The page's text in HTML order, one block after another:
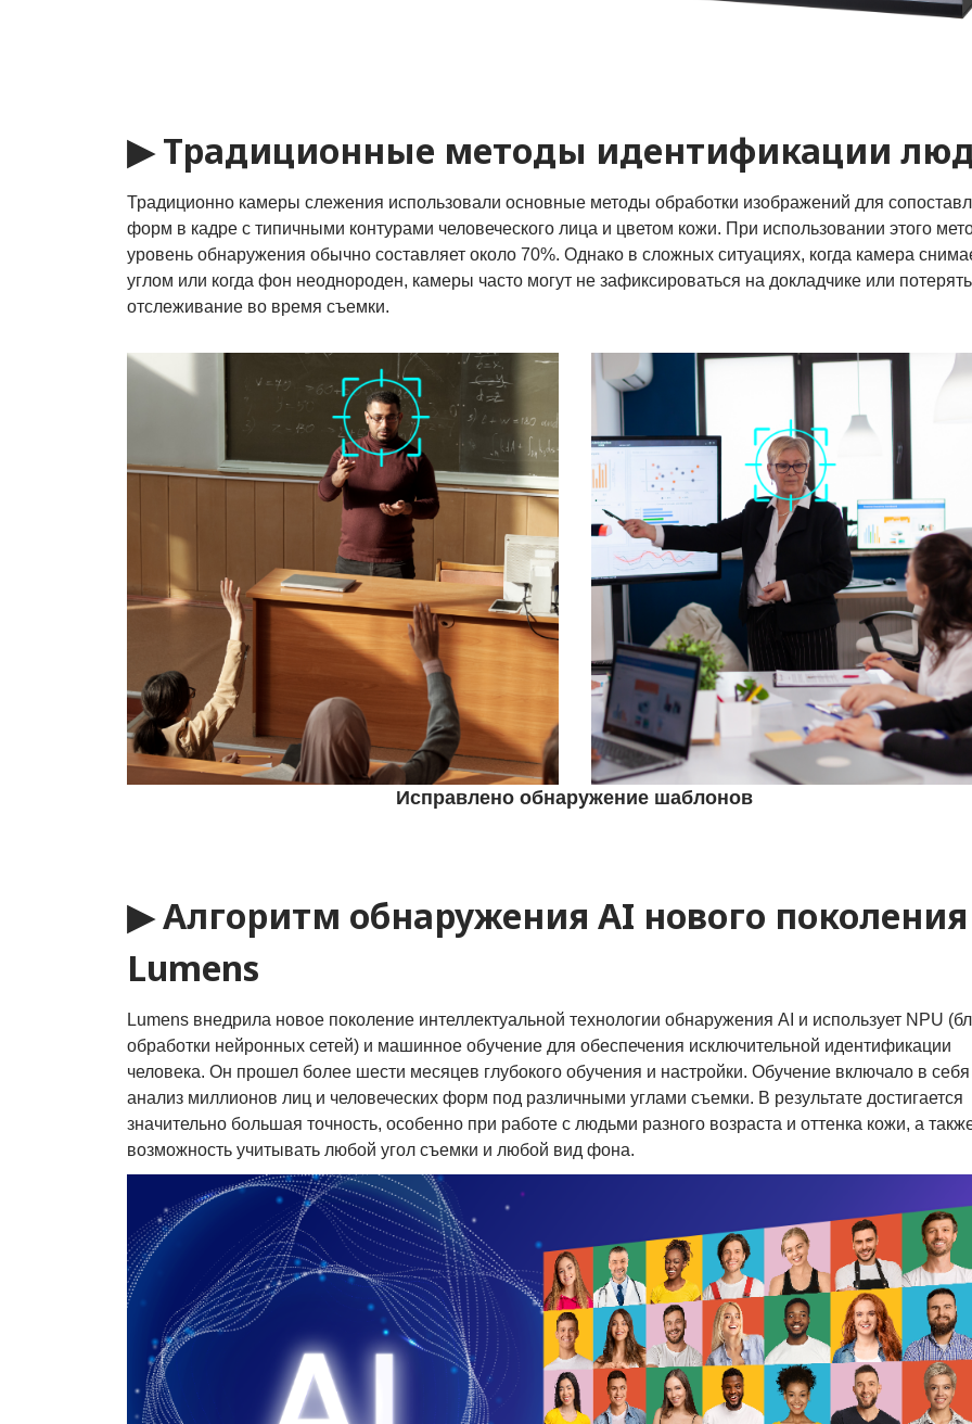
▶ Традиционные методы идентификации
Традиционно камеры слежения использовали основные методы обработки изображений для
форм в кадре с типичными контурами человеческого лица и цветом кожи. При использовании этого
уровень обнаружения обычно составляет около 70%. Однако в сложных ситуациях, когда камера
углом или когда фон неоднороден, камеры часто могут не зафиксироваться на докладчике или потерять
отслеживание во время съемки.
Исправлено обнаружение шаблонов
▶ Алгоритм обнаружения AI нового
Lumens
Lumens внедрила новое поколение интеллектуальной технологии обнаружения AI и использует NPU
обработки нейронных сетей) и машинное обучение для обеспечения исключительной идентификации
человека. Он прошел более шести месяцев глубокого обучения и настройки. Обучение включало в себя
анализ миллионов лиц и человеческих форм под различными углами съемки. В результате достигается
значительно большая точность, особенно при работе с людьми разного возраста и оттенка кожи, а
возможность учитывать любой угол съемки и любой вид фона.